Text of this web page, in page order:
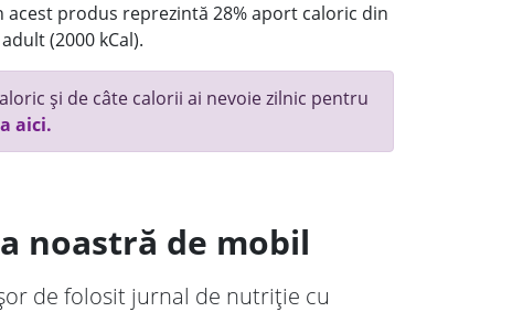
acest produs reprezintă 28% aport caloric din
(2000 kCal).
și de câte calorii ai nevoie zilnic pentru
aici.
noastră de mobil
de folosit jurnal de nutriție cu